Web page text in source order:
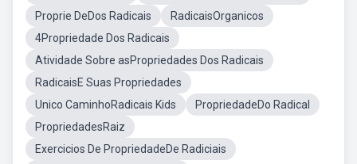
Proprie DeDos Radicais
RadicaisOrganicos
4Propriedade Dos Radicais
Atividade Sobre asPropriedades Dos Radicais
RadicaisE Suas Propriedades
Unico CaminhoRadicais Kids
PropriedadeDo Radical
PropriedadesRaiz
Exercicios De PropriedadeDe Radiciais